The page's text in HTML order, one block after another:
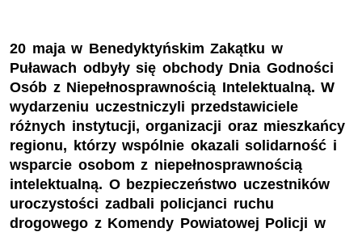
20 maja w Benedyktyńskim Zakątku w
Puławach odbyły się obchody Dnia Godności
Osób z Niepełnosprawnością Intelektualną. W
wydarzeniu uczestniczyli przedstawiciele
różnych instytucji, organizacji oraz mieszkańcy
regionu, którzy wspólnie okazali solidarność i
wsparcie osobom z niepełnosprawnością
intelektualną. O bezpieczeństwo uczestników
uroczystości zadbali policjanci ruchu
drogowego z Komendy Powiatowej Policji w